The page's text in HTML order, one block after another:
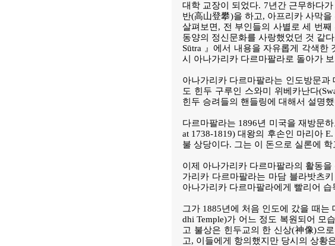
대학 교장이 되었다. 7년간 근무하다
반(高山登攀)을 하고, 아프리카 사막
살펴보면, 전 부인들의 사별로 세 번
동양의 정신문화를 사랑했었던 것 같
Sūtra 』에서 내용을 자유롭게 각색
시 아나가리카 다르마팔라로 돌아가
아나가리카 다르마팔라는 인도방문
도 힌두 구루인 스와미 위베카난다
힌두 승려들의 핸들링에 대해서 설명
다르마팔라는 1896년 미국을 재방문
at 1738-1819) 대왕의 후손인 마리아
불 상당이다. 그는 이 돈으로 실론에
이제 아나가리카 다르마팔라의 활동
가리카 다르마팔라는 마담 블라밧츠
아나가리카 다르마팔라에게 빨리어
그가 1885년에 처음 인도에 갔을 때
dhi Temple)가 어느 정도 복원되어 모
고 불상은 힌두교의 한 신상(神像)으
고, 이들에게 항의했지만 당시의 상황